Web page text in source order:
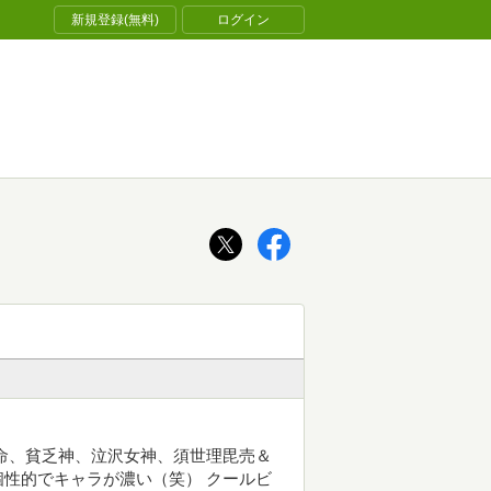
新規登録(無料) ログイン
貧乏神、泣沢女神、須世理毘売＆
的でキャラが濃い（笑） クールビ